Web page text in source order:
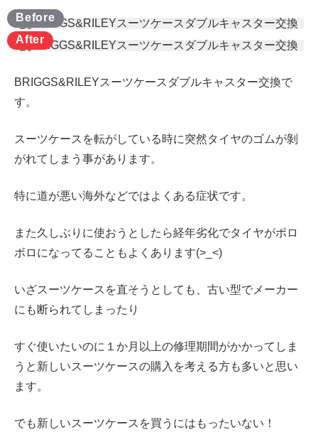
BRIGGS&RILEYスーツケースダブルキャスター交換で
す。
スーツケースを転がしている時に突然タイヤのゴムが剝
がれてしまう事があります。
特に道が悪い海外などではよくある症状です。
また久しぶりに使おうとしたら経年劣化でタイヤがボロ
ボロになってることもよくあります(>_<)
いざスーツケースを直そうとしても、古い型でメーカー
にも断られてしまったり
すぐ使いたいのに１か月以上の修理期間がかかってしま
うと新しいスーツケースの購入を考える方も多いと思い
ます。
でも新しいスーツケースを買うにはもったいない！